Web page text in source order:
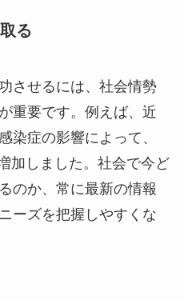
る
させるには、社会情勢
重要です。例えば、近
染症の影響によって、
加しました。社会で今ど
のか、常に最新の情報
ーズを把握しやすくな